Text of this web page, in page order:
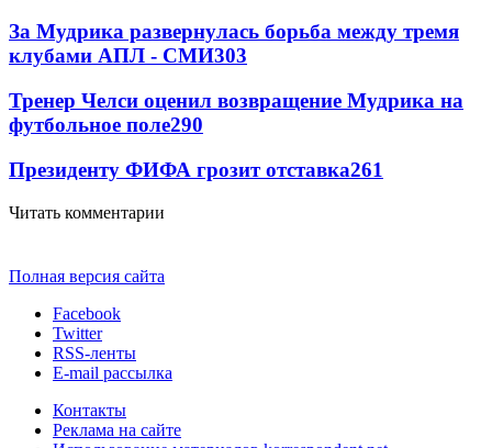
За Мудрика развернулась борьба между тремя
клубами АПЛ - СМИ303
Тренер Челси оценил возвращение Мудрика на
футбольное поле290
Президенту ФИФА грозит отставка261
Читать комментарии
Полная версия сайта
Facebook
Twitter
RSS-ленты
E-mail рассылка
Контакты
Реклама на сайте